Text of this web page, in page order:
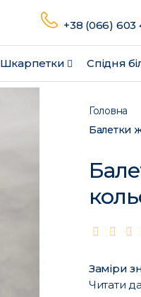
Шкарпетки Спідня
+38 (066) 603
Головна
Балетки
Заміри
Читати